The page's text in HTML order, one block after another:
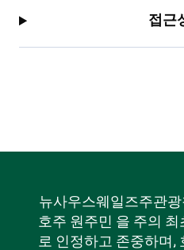
접근
뉴사우스웨일즈주관
호주 원주민 을 주의
로 인정하고 존중하며,